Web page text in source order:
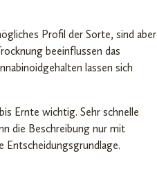
Profil der Sorte, sind aber
beeinflussen das
lassen sich
Ernte wichtig. Sehr schnelle
die Beschreibung nur mit